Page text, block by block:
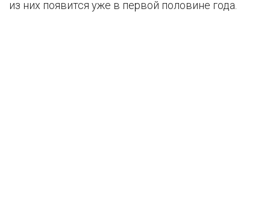
из них появится уже в первой половине года.